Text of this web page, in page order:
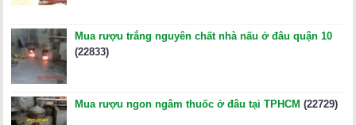
Mua rượu trắng nguyên chất nhà nấu ở đâu quận 10
(22833)
Mua rượu ngon ngâm thuốc ở đâu tại TPHCM (22729)